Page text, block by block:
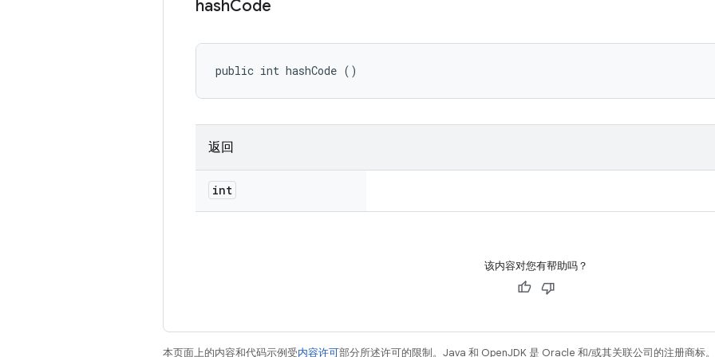
hashCode
public int hashCode ()
返回
int
该内容对您有帮助吗？
本页面上的内容和代码示例受内容许可部分所述许可的限制。Java 和 OpenJDK 是 Oracle 和/或其关联公司的注册商标。